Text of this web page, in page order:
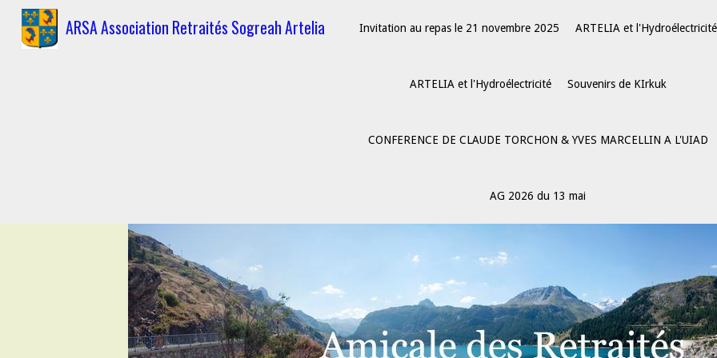
ARSA Association Retraités Sogreah Artelia Invitation au repas le 21 novembre 2025 ARTELIA et l'Hydroélectricité
ARTELIA et l'Hydroélectricité Souvenirs de KIrkuk
CONFERENCE DE CLAUDE TORCHON & YVES MARCELLIN A L'UIAD
AG 2026 du 13 mai